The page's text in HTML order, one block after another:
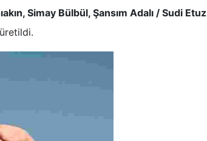
Simay Bülbül, Şansım Adalı / Sudi Etuz